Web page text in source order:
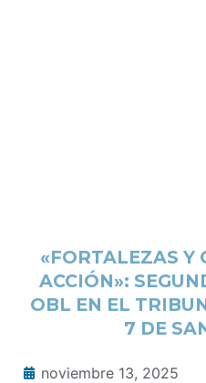
«FORTALEZAS Y
ACCIÓN»:
OBL EN EL
7 DE
noviembre 13, 2025